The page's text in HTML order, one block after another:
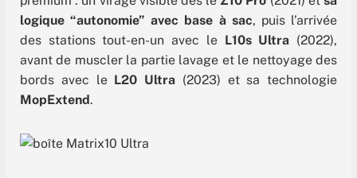
logique “autonomie” avec base à sac, puis l’arrivée
des stations tout-en-un avec le L10s Ultra (2022),
avant de muscler la partie lavage et le nettoyage des
bords avec le L20 Ultra (2023) et sa technologie
MopExtend.